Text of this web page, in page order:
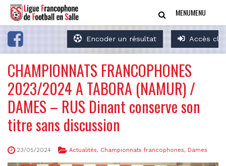
Encoder un résultat Accès
MENUMENU
CHAMPIONNATS FRANCOPHONES
2023/2024 A TABORA (NAMUR) /
DAMES – RUS Dinant conserve son
titre sans discussion
23/05/2024 Actualités, Championnats francophones, Dames